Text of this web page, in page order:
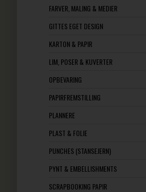
FARVER, MALING & MEDIER
GITTES EGET DESIGN
KARTON & PAPIR
LIM, POSER & KUVERTER
OPBEVARING
PAPIRFREMSTILLING
PLANNERE
PLAST & FOLIE
PUNCHES (STANSEJERN)
PYNT & EMBELLISHMENTS
SCRAPBOOKING PAPIR